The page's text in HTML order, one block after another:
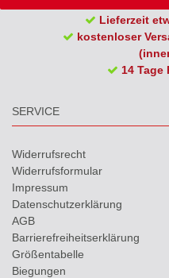
Lieferzeit
kostenloser
14 Tage
SERVICE
Widerrufs­recht
Widerrufs­formular
Impressum
Daten­schutz­erklärung
AGB
Barrierefreiheitserklärung
Größentabelle
Biegungen